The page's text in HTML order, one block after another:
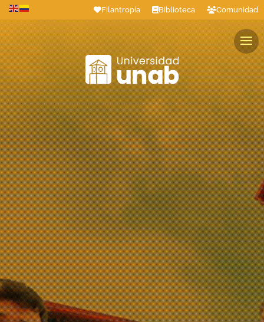
Filantropía Biblioteca Comunidad
Estudiantes Profesores Colaboradores Graduados